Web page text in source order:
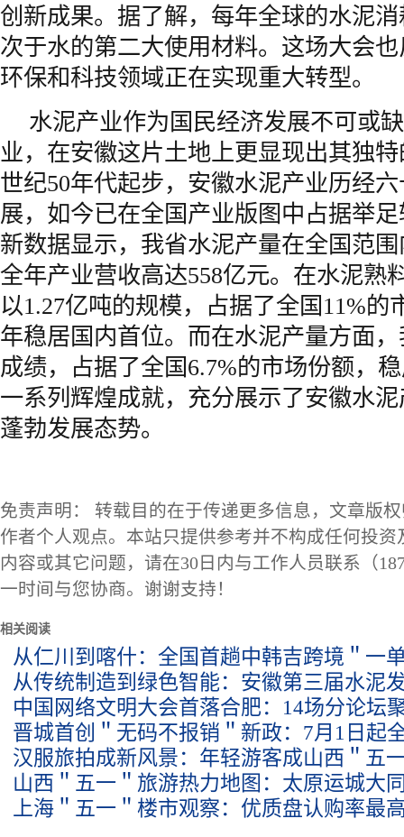
创新成果。据了解，每年全球的水泥
次于水的第二大使用材料。这场大会
环保和科技领域正在实现重大转型。
水泥产业作为国民经济发展不可或
业，在安徽这片土地上更显现出其独
世纪50年代起步，安徽水泥产业历经
展，如今已在全国产业版图中占据举
新数据显示，我省水泥产量在全国范
全年产业营收高达558亿元。在水泥熟
以1.27亿吨的规模，占据了全国11%的
年稳居国内首位。而在水泥产量方面
成绩，占据了全国6.7%的市场份额，
一系列辉煌成就，充分展示了安徽水
蓬勃发展态势。
免责声明： 转载目的在于传递更多信息，文章版
作者个人观点。本站只提供参考并不构成任何投
内容或其它问题，请在30日内与工作人员联系（
一时间与您协商。谢谢支持！
相关阅读
从仁川到喀什：全国首趟中韩吉跨境＂一
从传统制造到绿色智能：安徽第三届水泥
中国网络文明大会首落合肥：14场分论坛
晋城首创＂无码不报销＂新政：7月1日起
汉服旅拍成新风景：年轻游客成山西＂五
山西＂五一＂旅游热力地图：太原运城大
上海＂五一＂楼市观察：优质盘认购率最